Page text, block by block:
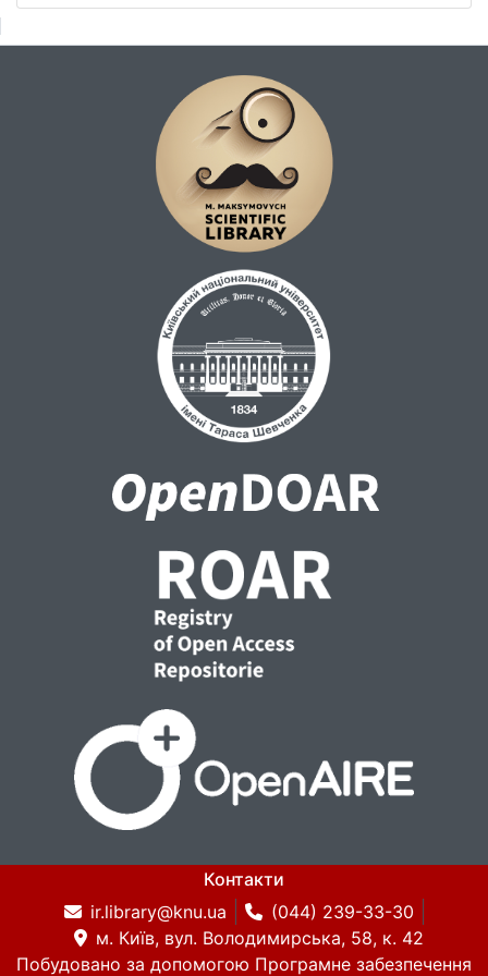
Контакти
ir.library@knu.ua
(044) 239-33-30
м. Київ, вул. Володимирська, 58, к. 42
Побудовано за допомогою Програмне забезпечення